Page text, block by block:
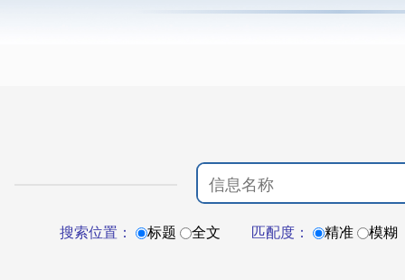
搜索位置： 标题 全文 匹配度： 精准 模糊